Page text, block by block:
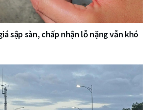
sập sàn, chấp nhận lỗ nặng vẫn khó